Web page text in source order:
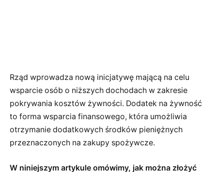
Rząd wprowadza nową inicjatywę mającą na celu
wsparcie osób o niższych dochodach w zakresie
pokrywania kosztów żywności. Dodatek na żywność
to forma wsparcia finansowego, która umożliwia
otrzymanie dodatkowych środków pieniężnych
przeznaczonych na zakupy spożywcze.
W niniejszym artykule omówimy, jak można złożyć